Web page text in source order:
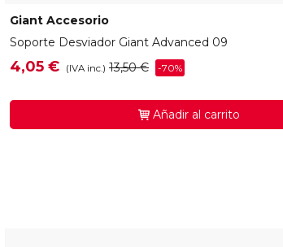
Giant Accesorio
Soporte Desviador Giant Advanced 09
4,05 € (IVA inc.) 13,50 € -70%
Añadir al carrito